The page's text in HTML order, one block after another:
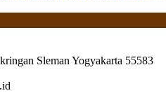
Sleman Yogyakarta 55583